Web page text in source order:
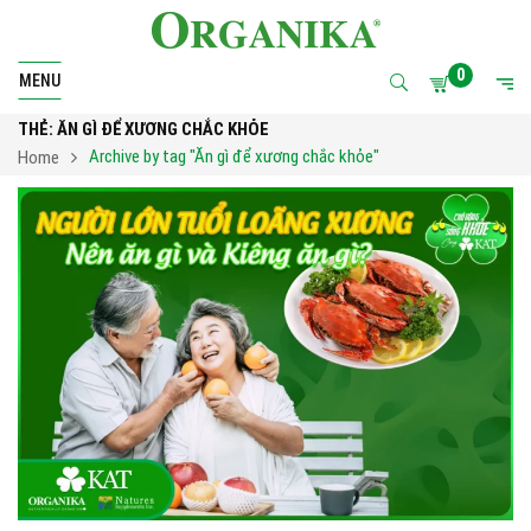
MENU 0
THẺ: ĂN GÌ ĐỂ XƯƠNG CHẮC KHỎE
Home
Archive by tag "Ăn gì để xương chắc khỏe"